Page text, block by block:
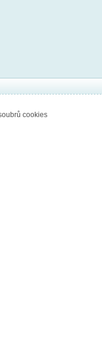
cookies